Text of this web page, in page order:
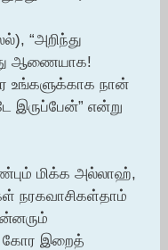
“அறிந்து
ஆணையாக!
உங்களுக்காக நான்
இருப்பேன்” என்று
மிக்க அல்லாஹ்,
நரகவாசிகள்தாம்
கோர இறைத்